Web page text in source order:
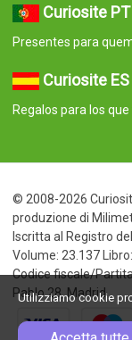
Curiosite PT
Presentes para
Curiosite ES
Regalos para los
© 2008-2026
produzione di
Iscritta al Registro
Volume: 23.137
Codice fiscale/
Pablo 28, Madrid
Utilizziamo cookie